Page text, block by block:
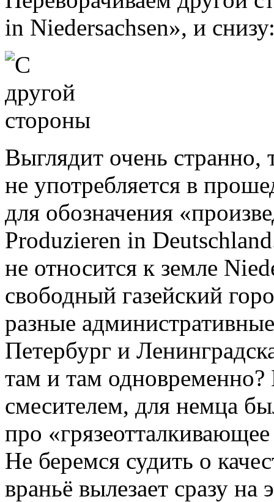
in Niedersachsen», и
Выглядит очень странно,
не употребляется в
для обозначения
Produzieren in
не относится к земле
свободный газейский
разные
Петербург и
там и там одновременно?
смесителем, для немца
про
Не беремся судить о
враньё вылезает сразу на